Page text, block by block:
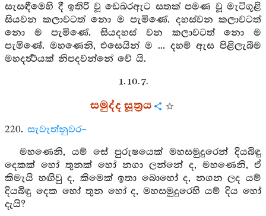
සැසඳීමෙහි දී ඉතිරි වූ ඩෙබරඇට සතක් පමණ වූ මැටිගුළි
සියවන කලාවටත් නො ම පැමිණේ. දහස්වන කලාවටත්
නො ම පැමිණේ. සියදහස් වන කලාවටත් නො ම
පැමිණේ. මහණෙනි, එසෙයින් ම ... දහම් ඇස පිළිලැබීම
මහදර්‍ත්‍ථයක් නිපදවන්නේ වේ යි.
1. 10. 7.
සමුද්ද සූත්‍රය
220. සැවැත්නුවර–
මහණෙනි, යම් සේ පුරුෂයෙක් මහසමුදුරෙන් දියබිඳු
දෙකක් හෝ තුනක් හෝ නගා ලන්නේ ද, මහණෙනි, ඒ
කිමැයි හඟිවු ද, කිමෙක් ඉතා බොහෝ ද, නගන ලද යම්
දියබිඳු දෙක හෝ තුන හෝ ද, මහසමුදුරෙහි යම් දිය හෝ
දැයි?